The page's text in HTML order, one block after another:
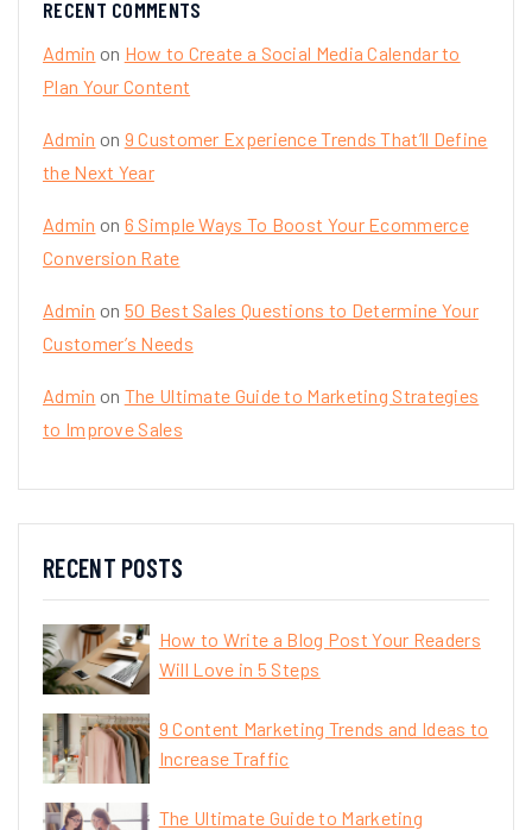
RECENT COMMENTS
Admin on How to Create a Social Media Calendar to
Plan Your Content
Admin on 9 Customer Experience Trends That’ll Define
the Next Year
Admin on 6 Simple Ways To Boost Your Ecommerce
Conversion Rate
Admin on 50 Best Sales Questions to Determine Your
Customer’s Needs
Admin on The Ultimate Guide to Marketing Strategies
to Improve Sales
RECENT POSTS
How to Write a Blog Post Your Readers
Will Love in 5 Steps
9 Content Marketing Trends and Ideas to
Increase Traffic
The Ultimate Guide to Marketing